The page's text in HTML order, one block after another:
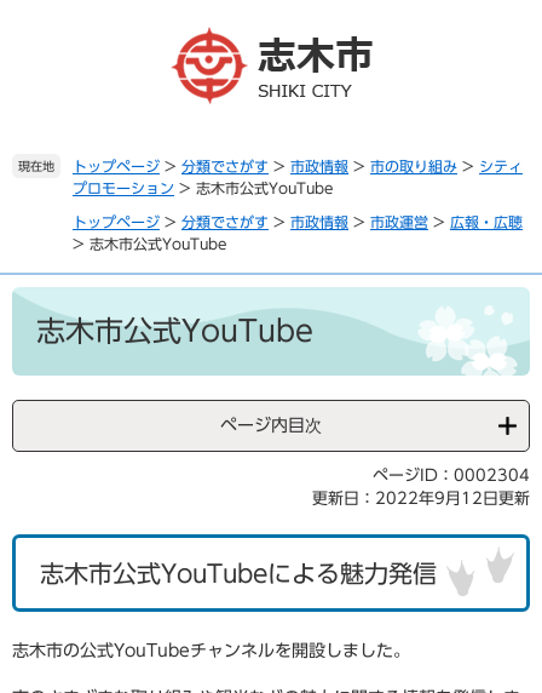
へ
現在地 トップページ > 分類でさがす > 市政情報 > 市の取り組み > シティ
プロモーション > 志木市公式YouTube
トップページ > 分類でさがす > 市政情報 > 市政運営 > 広報・広聴
> 志木市公式YouTube
本
志木市公式YouTube
ページ内目次
ページID：0002304
更新日：2022年9月12日更新
志木市公式YouTubeによる魅力発信
志木市の公式YouTubeチャンネルを開設しました。